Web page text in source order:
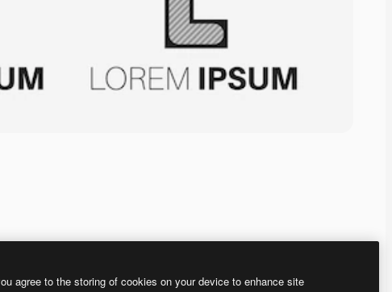
agree to the storing of cookies on your device to enhance site